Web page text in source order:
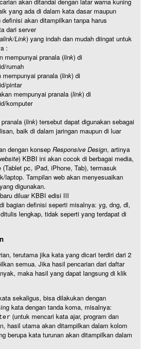
yang ada di dalam kata dasar maupun
akan ditampilkan tanpa harus
dari server
Link) yang indah dan mudah diingat untuk
:
mempunyai pranala (link) di
rumah
mempunyai pranala (link) di
pintar
mempunyai pranala (link) di
komputer
(link) tersebut dapat digunakan sebagai
baik di dalam jaringan maupun di luar
dengan konsep Responsive Design, artinya
) KBBI ini akan cocok di berbagai media,
(Tablet pc, iPad, iPhone, Tab), termasuk
laptop. Tampilan web akan menyesuaikan
digunakan.
diluar KBBI edisi III
bagian definisi seperti misalnya: yg, dng, dl,
lengkap, tidak seperti yang terdapat di
terutama jika kata yang dicari terdiri dari 2
semua. Jika hasil pencarian dari daftar
maka hasil yang dapat langsung di klik
sekaligus, bisa dilakukan dengan
kata dengan tanda koma, misalnya:
(untuk mencari kata ajar, program dan
hasil utama akan ditampilkan dalam kolom
berupa kata turunan akan ditampilkan dalam